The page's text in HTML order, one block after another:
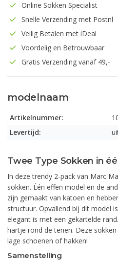
Online Sokken Specialist
Snelle Verzending met Postnl
Veilig Betalen met iDeal
Voordelig en Betrouwbaar
Gratis Verzending vanaf 49,-
modelnaam
Artikelnummer:
Levertijd:
Twee Type Sokken in
In deze trendy 2-pack van Marc
sokken. Één effen model en de
zijn gemaakt van katoen en
structuur. Opvallend bij dit model
elegant is met een gekartelde
hartje rond de tenen. Deze
lage schoenen of hakken!
Samenstelling